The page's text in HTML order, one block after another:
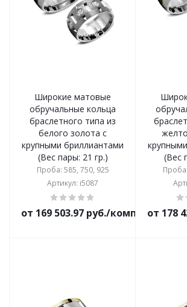
Широкие матовые
обручальные кольца
браслетного типа из
белого золота с
крупными бриллиантами
(Вес пары: 21 гр.)
Проба: 585, 750, 925
Артикул: i5087
от 169 503.97 руб./комплект
(Вес
от 178